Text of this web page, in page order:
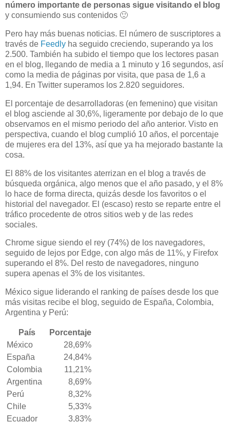
número importante de personas sigue visitando el blog
y consumiendo sus contenidos 🙂
Pero hay más buenas noticias. El número de suscriptores a
través de Feedly ha seguido creciendo, superando ya los
2.500. También ha subido el tiempo que los lectores pasan
en el blog, llegando de media a 1 minuto y 16 segundos, así
como la media de páginas por visita, que pasa de 1,6 a
1,94. En Twitter superamos los 2.820 seguidores.
El porcentaje de desarrolladoras (en femenino) que visitan
el blog asciende al 30,6%, ligeramente por debajo de lo que
observamos en el mismo periodo del año anterior. Visto en
perspectiva, cuando el blog cumplió 10 años, el porcentaje
de mujeres era del 13%, así que ya ha mejorado bastante la
cosa.
El 88% de los visitantes aterrizan en el blog a través de
búsqueda orgánica, algo menos que el año pasado, y el 8%
lo hace de forma directa, quizás desde los favoritos o el
historial del navegador. El (escaso) resto se reparte entre el
tráfico procedente de otros sitios web y de las redes
sociales.
Chrome sigue siendo el rey (74%) de los navegadores,
seguido de lejos por Edge, con algo más de 11%, y Firefox
superando el 8%. Del resto de navegadores, ninguno
supera apenas el 3% de los visitantes.
México sigue liderando el ranking de países desde los que
más visitas recibe el blog, seguido de España, Colombia,
Argentina y Perú:
País
Porcentaje
México
28,69%
España
24,84%
Colombia
11,21%
Argentina
8,69%
Perú
8,32%
Chile
5,33%
Ecuador
3,83%